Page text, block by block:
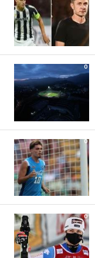
0
0
0